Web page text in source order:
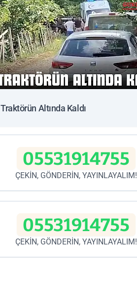
Traktörün Altında Kaldı
05531914755
ÇEKİN, GÖNDERİN, YAYINLAYALIM!
05531914755
ÇEKİN, GÖNDERİN, YAYINLAYALIM!